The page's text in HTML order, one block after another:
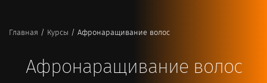
Главная / Курсы / Афронаращивание волос
Афронаращивание волос